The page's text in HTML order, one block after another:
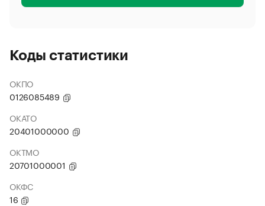
Коды статистики
ОКПО
0126085489
ОКАТО
20401000000
ОКТМО
20701000001
ОКФС
16